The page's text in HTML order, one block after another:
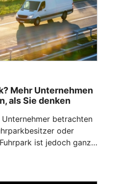
Mehr Unternehmen
als Sie denken
oder
ist jedoch ganz